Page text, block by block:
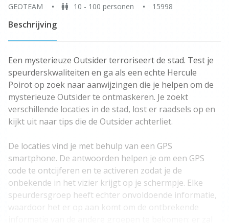
GEOTEAM 10 - 100 personen 15998
Beschrijving
Een mysterieuze Outsider terroriseert de stad. Test je
speurderskwaliteiten en ga als een echte Hercule
Poirot op zoek naar aanwijzingen die je helpen om de
mysterieuze Outsider te ontmaskeren. Je zoekt
verschillende locaties in de stad, lost er raadsels op en
kijkt uit naar tips die de Outsider achterliet.
De locaties vind je met behulp van een GPS
smartphone. De antwoorden helpen je om een GPS
code te ontcijferen en te activeren zodat je de
onbekende in het vizier krijgt op je schermpje. Elke
speurdersgroep heeft echter onvoldoende informatie,
waardoor het er op aan komt om de ontbrekende